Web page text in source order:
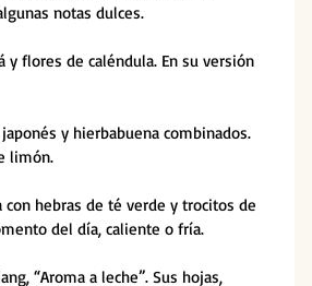
notas dulces.
y flores de caléndula. En su versión
y hierbabuena combinados.
limón.
hebras de té verde y trocitos de
del día, caliente o fría.
“Aroma a leche”. Sus hojas,